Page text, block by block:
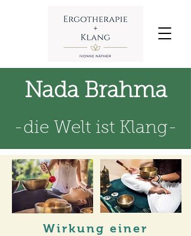
Nada Brahma
-die Welt ist Klang-
Wirkung einer